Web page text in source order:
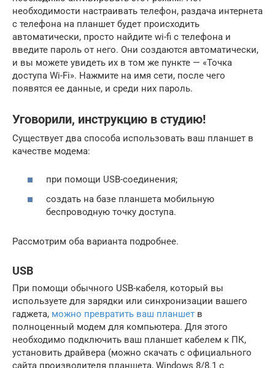
необходимости настраивать телефон, раздача интернета
с телефона на планшет будет происходить
автоматически, просто найдите wi-fi с телефона и
введите пароль от него. Они создаются автоматически,
и вы можете увидеть их в том же пункте — «Точка
доступа Wi-Fi». Нажмите на имя сети, после чего
появятся ее данные, и среди них пароль.
Уговорили, инструкцию в студию!
Существует два способа использовать ваш планшет в
качестве модема:
при помощи USB-соединения;
создать на базе планшета мобильную
беспроводную точку доступа.
Рассмотрим оба варианта подробнее.
USB
При помощи обычного USB-кабеля, который вы
используете для зарядки или синхронизации вашего
гаджета, можно превратить ваш планшет в
полноценный модем для компьютера. Для этого
необходимо подключить ваш планшет кабелем к ПК,
установить драйвера (можно скачать с официального
сайта производителя планшета, Windows 8/8.1 с